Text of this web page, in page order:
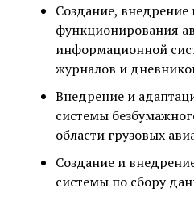
Создание, внедрение
функционирования
информационной
журналов и
Внедрение и
системы
области грузовых
Создание и
системы по сбору